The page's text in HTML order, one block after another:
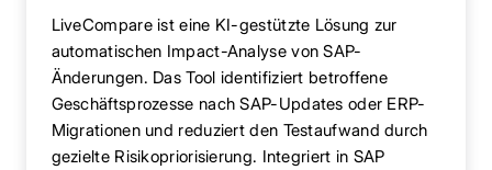
LiveCompare ist eine KI-gestützte Lösung zur
automatischen Impact-Analyse von SAP-
Änderungen. Das Tool identifiziert betroffene
Geschäftsprozesse nach SAP-Updates oder ERP-
Migrationen und reduziert den Testaufwand durch
gezielte Risikopriorisierung. Integriert in SAP